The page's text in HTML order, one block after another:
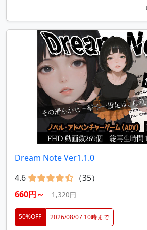
Dream Note Ver1.1.0
4.6
（35）
660円～
1,320円
50%OFF 2026/08/07 10時まで